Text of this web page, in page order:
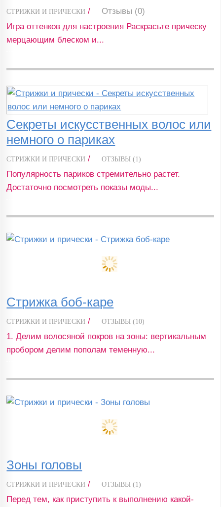
СТРИЖКИ И ПРИЧЕСКИ /
Отзывы (0)
Игра оттенков для настроения Раскрасьте прическу
мерцающим блеском и...
Секреты искусственных волос или
немного о париках
СТРИЖКИ И ПРИЧЕСКИ / ОТЗЫВЫ (1)
Популярность париков стремительно растет.
Достаточно посмотреть показы моды...
Стрижка боб-каре
СТРИЖКИ И ПРИЧЕСКИ / ОТЗЫВЫ (10)
1. Делим волосяной покров на зоны: вертикальным
пробором делим пополам теменную...
Зоны головы
СТРИЖКИ И ПРИЧЕСКИ / ОТЗЫВЫ (1)
Перед тем, как приступить к выполнению какой-